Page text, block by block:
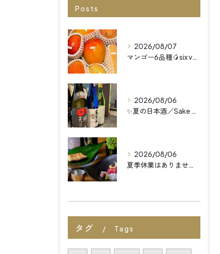
Posts
2026/08/07
マンゴー6品種🥭six varieties of mango...
2026/08/06
✨夏の日本酒／Sake Menu
2026/08/06
夏季休業はありません 福岡天神の和食店
タグ Tags